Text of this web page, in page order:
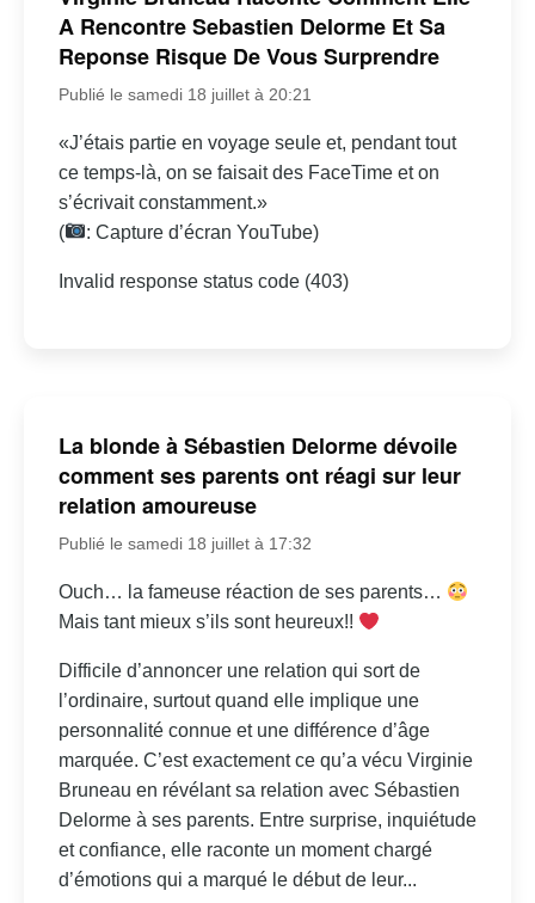
A Rencontre Sebastien Delorme Et Sa
Reponse Risque De Vous Surprendre
Publié le samedi 18 juillet à 20:21
«J’étais partie en voyage seule et, pendant tout
ce temps-là, on se faisait des FaceTime et on
s’écrivait constamment.»
(
: Capture d’écran YouTube)
Invalid response status code (403)
La blonde à Sébastien Delorme dévoile
comment ses parents ont réagi sur leur
relation amoureuse
Publié le samedi 18 juillet à 17:32
Ouch… la fameuse réaction de ses parents…
Mais tant mieux s’ils sont heureux!!
Difficile d’annoncer une relation qui sort de
l’ordinaire, surtout quand elle implique une
personnalité connue et une différence d’âge
marquée. C’est exactement ce qu’a vécu Virginie
Bruneau en révélant sa relation avec Sébastien
Delorme à ses parents. Entre surprise, inquiétude
et confiance, elle raconte un moment chargé
d’émotions qui a marqué le début de leur...